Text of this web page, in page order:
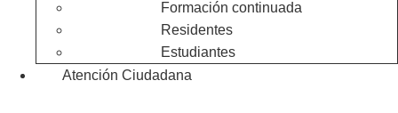
Formación continuada
Residentes
Estudiantes
Atención Ciudadana